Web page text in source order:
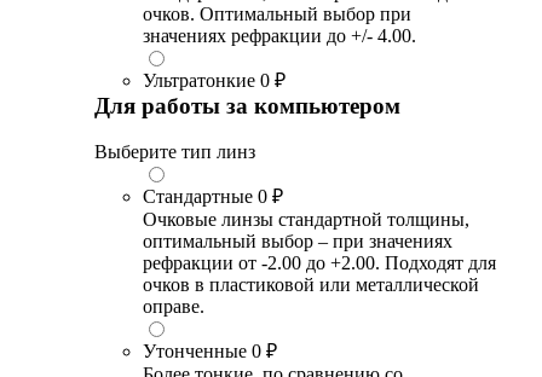
очков. Оптимальный выбор при
значениях рефракции до +/- 4.00.
Ультратонкие 0 ₽
Для работы за компьютером
Выберите тип линз
Стандартные 0 ₽
Очковые линзы стандартной толщины,
оптимальный выбор – при значениях
рефракции от -2.00 до +2.00. Подходят для
очков в пластиковой или металлической
оправе.
Утонченные 0 ₽